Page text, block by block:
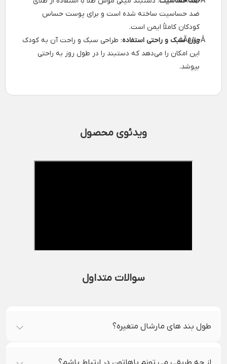
ضد حساسیت ساخته شده است و برای پوست حساس
کودکان کاملاً ایمن است.
وزن سبک و راحتی استفاده: طراحی سبک و راحت آن به کودک
این امکان را می‌دهد که دستبند را در طول روز به راحتی
بپوشد.
ویدئوی محصول
سوالات متداول
طول بند های مارشال متغیره؟